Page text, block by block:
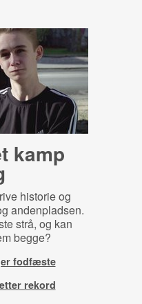
kamp
historie og
andenpladsen.
strå, og kan
begge?
fodfæste
rekord